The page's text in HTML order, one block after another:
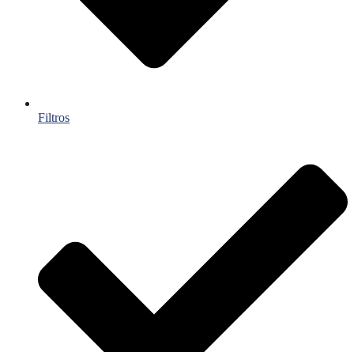
Filtros